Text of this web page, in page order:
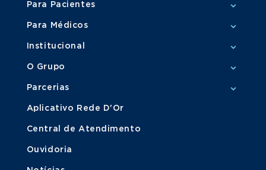
Para Pacientes
Para Médicos
Institucional
O Grupo
Parcerias
Aplicativo Rede D'Or
Central de Atendimento
Ouvidoria